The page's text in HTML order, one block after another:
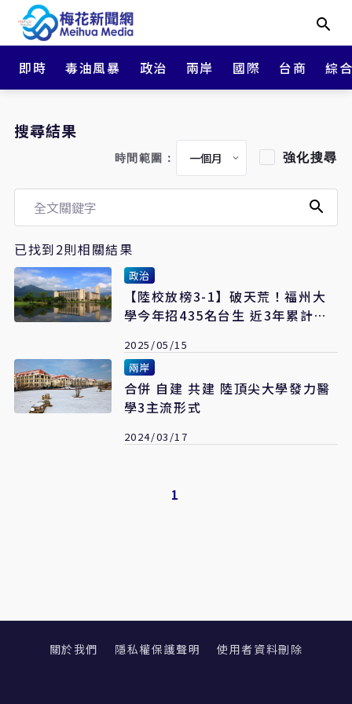
即時 毒油風暴 政治 兩岸 國際 台商 綜
搜尋結果
時間範圍： 強化搜尋
已找到2則相關結果
政治
【陸校放榜3-1】破天荒！福州大
學今年招435名台生 近3年累計招
2025/05/15
兩岸
合併 自建 共建 陸頂尖大學發力醫
學3主流形式
2024/03/17
1
關於我們 隱私權保護聲明 使用者資料刪除